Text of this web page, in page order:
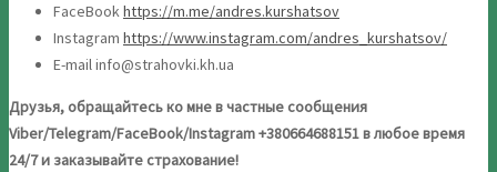
FaceBookhttps://m.me/andres.kurshatsov
Instagram https://www.instagram.com/andres_kurshatsov/
E-mail info@strahovki.kh.ua
Друзья, обращайтесь ко мне в частные сообщения
Viber/Telegram/FaceBook/Instagram +380664688151 в любое время
24/7 и заказывайте страхование!